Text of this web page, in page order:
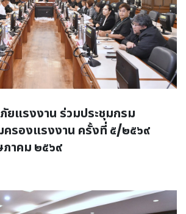
ยแรงงาน ร่วมประชุมกรม
ครองแรงงาน ครั้งที่ ๕/๒๕๖๙
ภาคม ๒๕๖๙